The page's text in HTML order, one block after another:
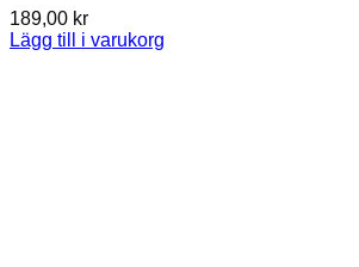
189,00 kr
Lägg till i varukorg